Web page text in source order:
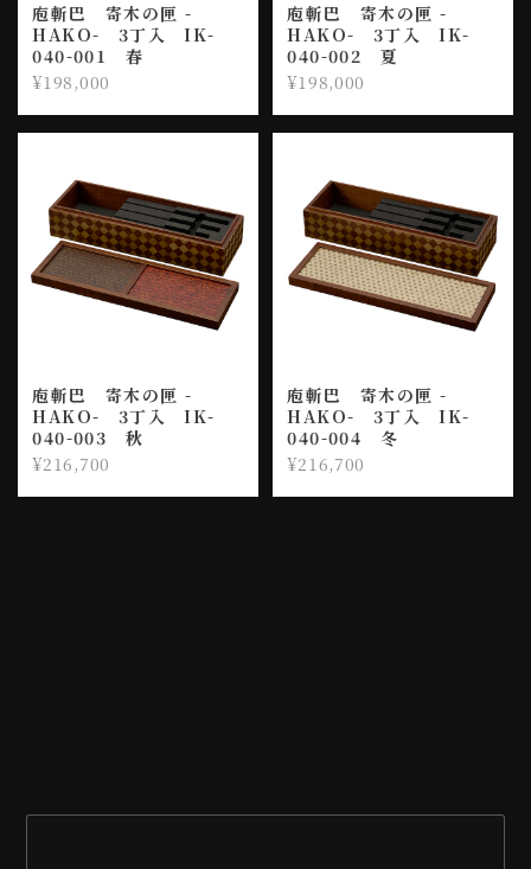
庖斬巴 寄木の匣 -
HAKO- 3丁入 IK-
040-001 春
¥198,000
庖斬巴 寄木の匣 -
HAKO- 3丁入 IK-
040-002 夏
¥198,000
庖斬巴 寄木の匣 -
HAKO- 3丁入 IK-
040-003 秋
¥216,700
庖斬巴 寄木の匣 -
HAKO- 3丁入 IK-
040-004 冬
¥216,700